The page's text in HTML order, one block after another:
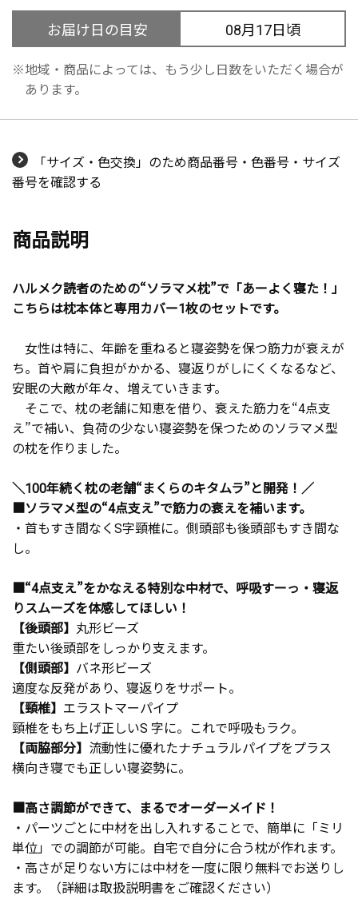
お届け日の目安 08月17日頃
地域・商品によっては、もう少し日数をいただく場合が
あります。
「サイズ・色交換」のため商品番号・色番号・サイズ
番号を確認する
商品説明
ハルメク読者のための“ソラマメ枕”で「あーよく寝た！」
こちらは枕本体と専用カバー1枚のセットです。
女性は特に、年齢を重ねると寝姿勢を保つ筋力が衰えが
ち。首や肩に負担がかかる、寝返りがしにくくなるなど、
安眠の大敵が年々、増えていきます。
そこで、枕の老舗に知恵を借り、衰えた筋力を“4点支
え”で補い、負荷の少ない寝姿勢を保つためのソラマメ型
の枕を作りました。
＼100年続く枕の老舗“まくらのキタムラ”と開発！／
■ソラマメ型の“4点支え”で筋力の衰えを補います。
・首もすき間なくS字頸椎に。側頭部も後頭部もすき間な
し。
■“4点支え”をかなえる特別な中材で、呼吸すーっ・寝返
りスムーズを体感してほしい！
【後頭部】 丸形ビーズ
重たい後頭部をしっかり支えます。
【側頭部】 バネ形ビーズ
適度な反発があり、寝返りをサポート。
【頸椎】 エラストマーパイプ
頸椎をもち上げ正しいS 字に。これで呼吸もラク。
【両脇部分】 流動性に優れたナチュラルパイプをプラス
横向き寝でも正しい寝姿勢に。
■高さ調節ができて、まるでオーダーメイド！
・パーツごとに中材を出し入れすることで、簡単に「ミリ
単位」での調節が可能。自宅で自分に合う枕が作れます。
・高さが足りない方には中材を一度に限り無料でお送りし
ます。（詳細は取扱説明書をご確認ください）